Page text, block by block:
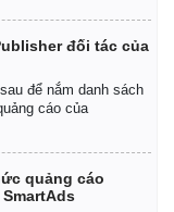
đối tác của
để nắm danh sách
cáo của
quảng cáo